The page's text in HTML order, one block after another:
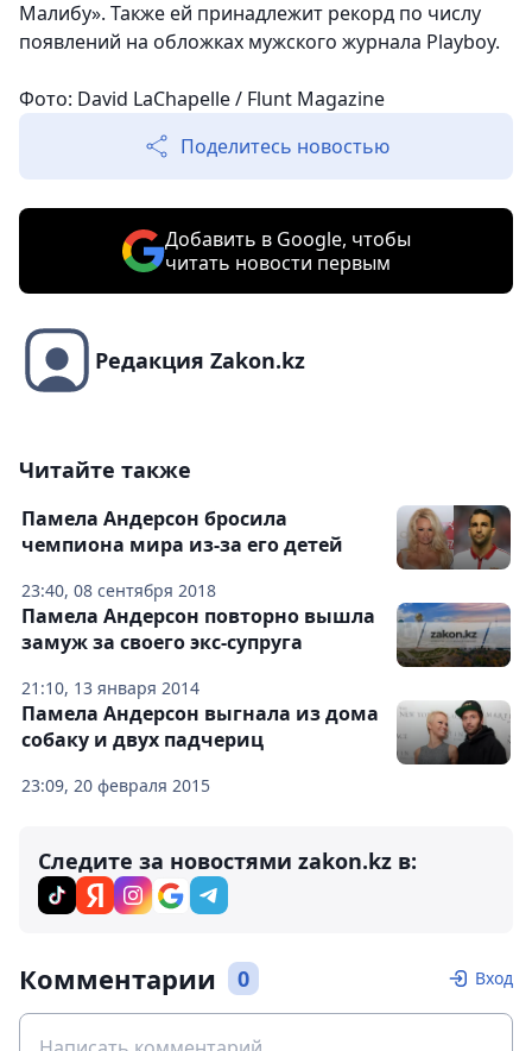
Малибу». Также ей принадлежит рекорд по числу
появлений на обложках мужского журнала Playboy.
Фото: David LaChapelle / Flunt Magazine
Поделитесь новостью
Добавить в Google, чтобы
читать новости первым
Редакция Zakon.kz
Читайте также
23:40, 08 сентября 2018
Памела Андерсон бросила
чемпиона мира из-за его детей
21:10, 13 января 2014
Памела Андерсон повторно вышла
замуж за своего экс-супруга
23:09, 20 февраля 2015
Памела Андерсон выгнала из дома
собаку и двух падчериц
Следите за новостями zakon.kz в:
Комментарии 0 Вход